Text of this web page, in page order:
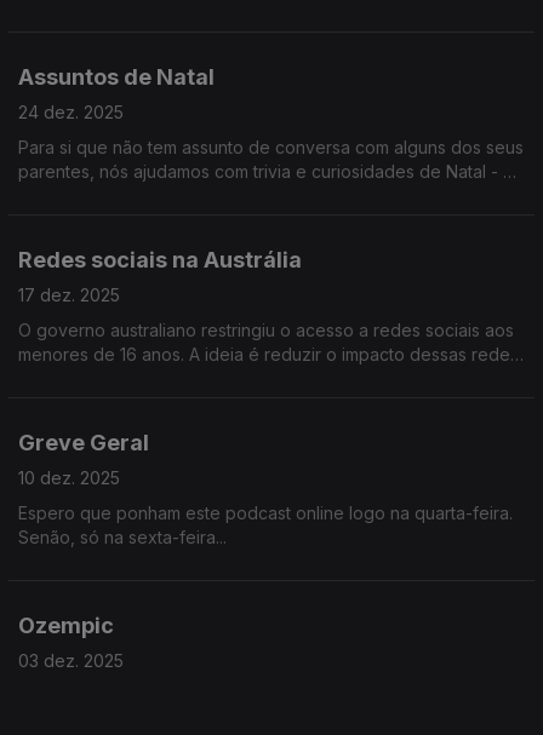
Assuntos de Natal
24 dez. 2025
Para si que não tem assunto de conversa com alguns dos seus
parentes, nós ajudamos com trivia e curiosidades de Natal - os
Redes sociais na Austrália
17 dez. 2025
O governo australiano restringiu o acesso a redes sociais aos
menores de 16 anos. A ideia é reduzir o impacto dessas redes
Greve Geral
10 dez. 2025
Espero que ponham este podcast online logo na quarta-feira.
Senão, só na sexta-feira...
Ozempic
03 dez. 2025